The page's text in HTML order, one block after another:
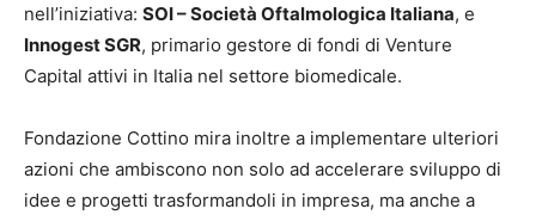
nell’iniziativa: SOI – Società Oftalmologica Italiana, e
Innogest SGR, primario gestore di fondi di Venture
Capital attivi in Italia nel settore biomedicale.
Fondazione Cottino mira inoltre a implementare ulteriori
azioni che ambiscono non solo ad accelerare sviluppo di
idee e progetti trasformandoli in impresa, ma anche a